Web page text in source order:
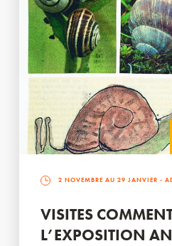
2 NOVEMBRE AU 29 JANVIER -
VISITES
L’EXPOSITION